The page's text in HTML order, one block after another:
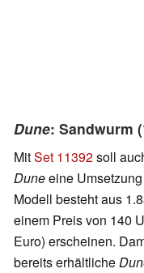
Dune: Sandwurm
MitSet 11392soll
Duneeine
Modell besteht aus
einem Preis von 140
Euro) erscheinen.
bereits erhältliche